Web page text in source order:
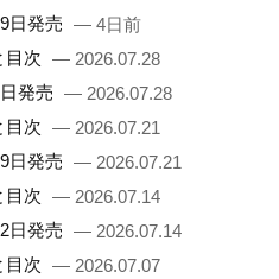
日発売 — 4日前
目次 — 2026.07.28
発売 — 2026.07.28
目次 — 2026.07.21
日発売 — 2026.07.21
目次 — 2026.07.14
日発売 — 2026.07.14
目次 — 2026.07.07